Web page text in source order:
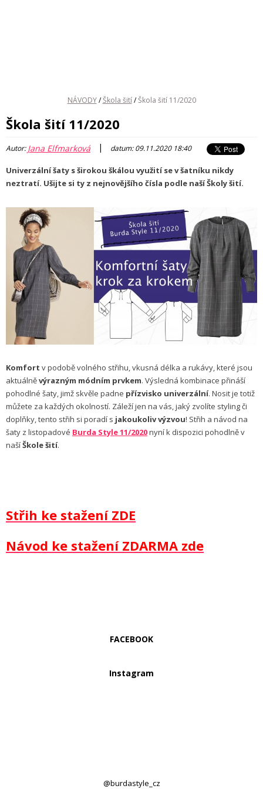
NÁVODY / Škola šití / Škola šití 11/2020
Škola šití 11/2020
Autor:Jana Elfmarková | datum: 09.11.2020 18:40
Univerzální šaty s širokou škálou využití se v šatníku nikdy
neztratí. Ušijte si ty z nejnovějšího čísla podle naší Školy šití.
Komfort v podobě volného střihu, vkusná délka a rukávy, které jsou
aktuálněvýrazným módním prvkem. Výsledná kombinace přináší
pohodlné šaty, jimž skvěle padne přízvisko univerzální. Nosit je totiž
můžete za každých okolností. Záleží jen na vás, jaký zvolíte styling či
doplňky, tento střih si poradí s jakoukoliv výzvou! Střih a návod na
šaty z listopadové Burda Style 11/2020nyní k dispozici pohodlně v
našíŠkole šití.
Střih ke stažení ZDE
Návod ke stažení ZDARMA zde
FACEBOOK
Instagram
@burdastyle_cz